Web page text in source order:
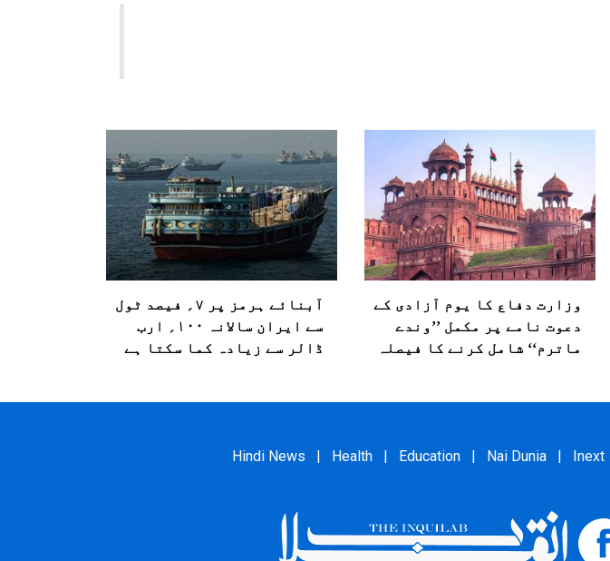
وزارت دفاع کا یوم آزادی کے
دعوت نامے پر مکمل ’’وندے
ماترم‘‘ شامل کرنے کا فیصلہ
آبنائے ہرمز پر ۷؍ فیصد ٹول
سے ایران سالانہ ۱۰۰؍ ارب
ڈالر سے زیادہ کما سکتا ہے
Hindi News | Health | Education | Nai Dunia | Inext